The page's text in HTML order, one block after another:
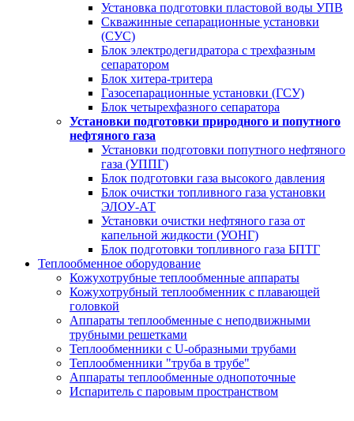
Установка подготовки пластовой воды УПВ
Скважинные сепарационные установки
(СУС)
Блок электродегидратора с трехфазным
сепаратором
Блок хитера-тритера
Газосепарационные установки (ГСУ)
Блок четырехфазного сепаратора
Установки подготовки природного и попутного
нефтяного газа
Установки подготовки попутного нефтяного
газа (УППГ)
Блок подготовки газа высокого давления
Блок очистки топливного газа установки
ЭЛОУ-АТ
Установки очистки нефтяного газа от
капельной жидкости (УОНГ)
Блок подготовки топливного газа БПТГ
Теплообменное оборудование
Кожухотрубные теплообменные аппараты
Кожухотрубный теплообменник с плавающей
головкой
Аппараты теплообменные с неподвижными
трубными решетками
Теплообменники с U-образными трубами
Теплообменники "труба в трубе"
Аппараты теплообменные однопоточные
Испаритель с паровым пространством